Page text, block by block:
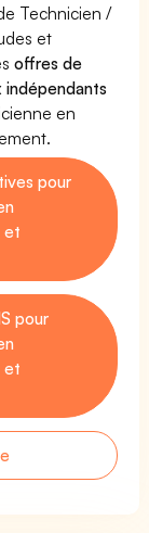
Technicien /
et
offres de
indépendants
en
pour
et
pour
et